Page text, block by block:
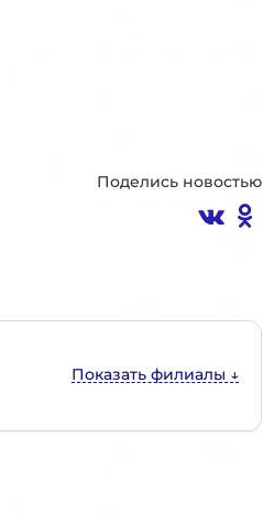
Поделись новостью